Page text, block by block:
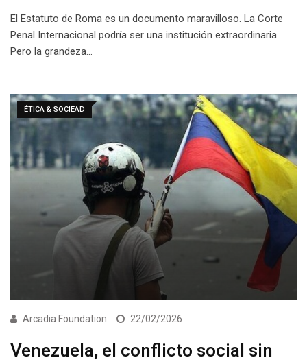
El Estatuto de Roma es un documento maravilloso. La Corte
Penal Internacional podría ser una institución extraordinaria.
Pero la grandeza…
ÉTICA & SOCIEAD
Arcadia Foundation 22/02/2026
Venezuela, el conflicto social sin